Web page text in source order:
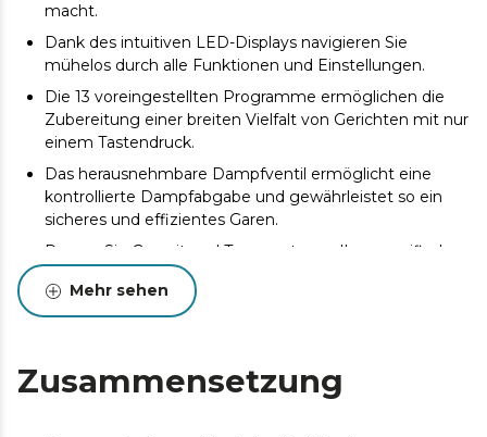
macht.
Dank des intuitiven LED-Displays navigieren Sie
mühelos durch alle Funktionen und Einstellungen.
Die 13 voreingestellten Programme ermöglichen die
Zubereitung einer breiten Vielfalt von Gerichten mit nur
einem Tastendruck.
Das herausnehmbare Dampfventil ermöglicht eine
kontrollierte Dampfabgabe und gewährleistet so ein
sicheres und effizientes Garen.
Passen Sie Garzeit und Temperatur an Ihre spezifischen
Bedürfnisse an, um perfekte Ergebnisse zu erzielen.
Bewahrt die Qualität und den Geschmack Ihrer Speisen
im Voraus, damit sie genau dann fertig sind, wenn Sie
Mehr sehen
Zusammensetzung